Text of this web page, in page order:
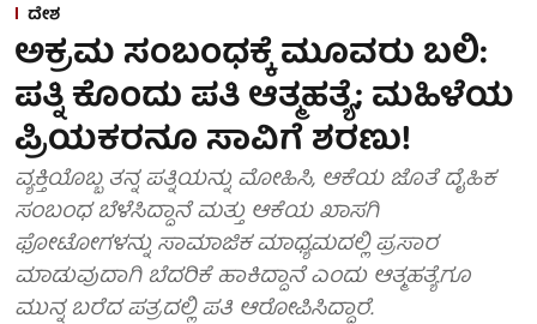
ದೇಶ
ಅಕ್ರಮ ಸಂಬಂಧಕ್ಕೆ ಮೂವರು ಬಲಿ:
ಪತ್ನಿ ಕೊಂದು ಪತಿ ಆತ್ಮಹತ್ಯೆ; ಮಹಿಳೆಯ
ಪ್ರಿಯಕರನೂ ಸಾವಿಗೆ ಶರಣು!
ವ್ಯಕ್ತಿಯೊಬ್ಬ ತನ್ನ ಪತ್ನಿಯನ್ನು ಮೋಹಿಸಿ, ಆಕೆಯ ಜೊತೆ ದೈಹಿಕ
ಸಂಬಂಧ ಬೆಳೆಸಿದ್ದಾನೆ ಮತ್ತು ಆಕೆಯ ಖಾಸಗಿ
ಫೋಟೋಗಳನ್ನು ಸಾಮಾಜಿಕ ಮಾಧ್ಯಮದಲ್ಲಿ ಪ್ರಸಾರ
ಮಾಡುವುದಾಗಿ ಬೆದರಿಕೆ ಹಾಕಿದ್ದಾನೆ ಎಂದು ಆತ್ಮಹತ್ಯೆಗೂ
ಮುನ್ನ ಬರೆದ ಪತ್ರದಲ್ಲಿ ಪತಿ ಆರೋಪಿಸಿದ್ದಾರೆ.